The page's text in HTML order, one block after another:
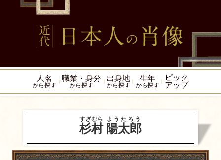
人名
から探す
職業・身分
から探す
出身地
から探す
生年
から探す
ピック
アップ
杉村
すぎむら
陽太郎
ようたろう